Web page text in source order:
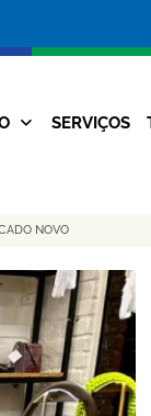
SERVIÇOS
NOVO